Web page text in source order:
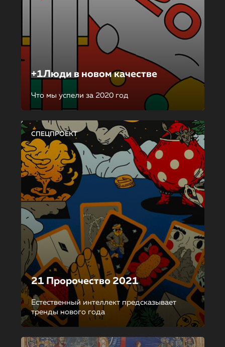
+1Люди в новом качестве
Что мы успели за 2020 год
СПЕЦПРОЕКТ
21 Пророчество 2021
Естественный интеллект предсказывает
тренды нового года